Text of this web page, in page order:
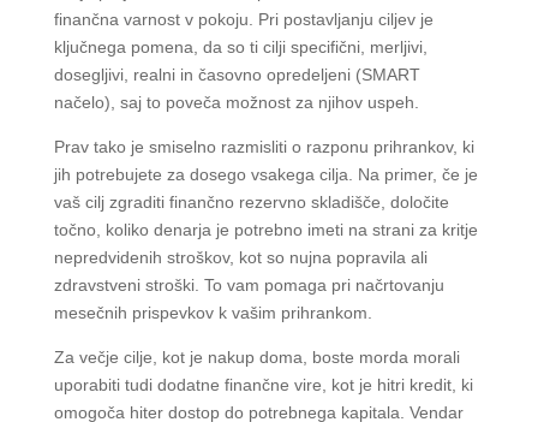
finančna varnost v pokoju. Pri postavljanju ciljev je
ključnega pomena, da so ti cilji specifični, merljivi,
dosegljivi, realni in časovno opredeljeni (SMART
načelo), saj to poveča možnost za njihov uspeh.
Prav tako je smiselno razmisliti o razponu prihrankov, ki
jih potrebujete za dosego vsakega cilja. Na primer, če je
vaš cilj zgraditi finančno rezervno skladišče, določite
točno, koliko denarja je potrebno imeti na strani za kritje
nepredvidenih stroškov, kot so nujna popravila ali
zdravstveni stroški. To vam pomaga pri načrtovanju
mesečnih prispevkov k vašim prihrankom.
Za večje cilje, kot je nakup doma, boste morda morali
uporabiti tudi dodatne finančne vire, kot je hitri kredit, ki
omogoča hiter dostop do potrebnega kapitala. Vendar